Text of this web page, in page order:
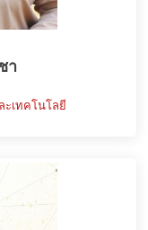
า
ะเทคโนโลยี